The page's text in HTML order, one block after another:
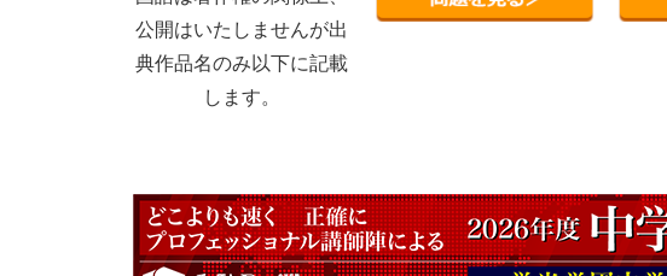
公開はいたしませんが出
典作品名のみ以下に記載
します。